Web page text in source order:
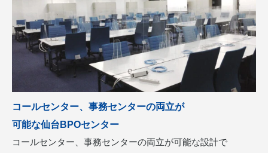
コールセンター、事務センターの両立が
可能な仙台BPOセンター
コールセンター、事務センターの両立が可能な設計で